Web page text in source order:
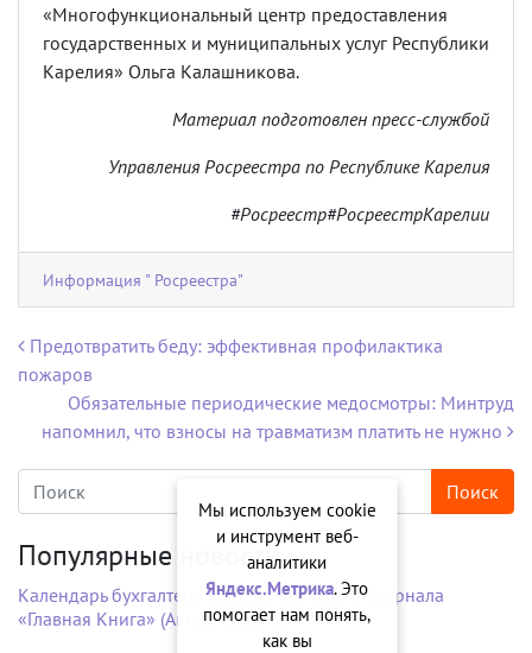
«Многофункциональный центр предоставления
государственных и муниципальных услуг Республики
Карелия» Ольга Калашникова.
Материал подготовлен пресс-службой
Управления Росреестра по Республике Карелия
#Росреестр#РосреестрКарелии
Информация " Росреестра"
Навигация по записям
Предотвратить беду: эффективная профилактика
пожаров
Обязательные периодические медосмотры: Минтруд
напомнил, что взносы на травматизм платить не нужно
Популярные новости
Календарь бухгалтера на рабочий стол от журнала
«Главная Книга» (Август 2026 г.)
Мы используем cookie
и инструмент веб-
аналитики
Яндекс.Метрика. Это
помогает нам понять,
как вы